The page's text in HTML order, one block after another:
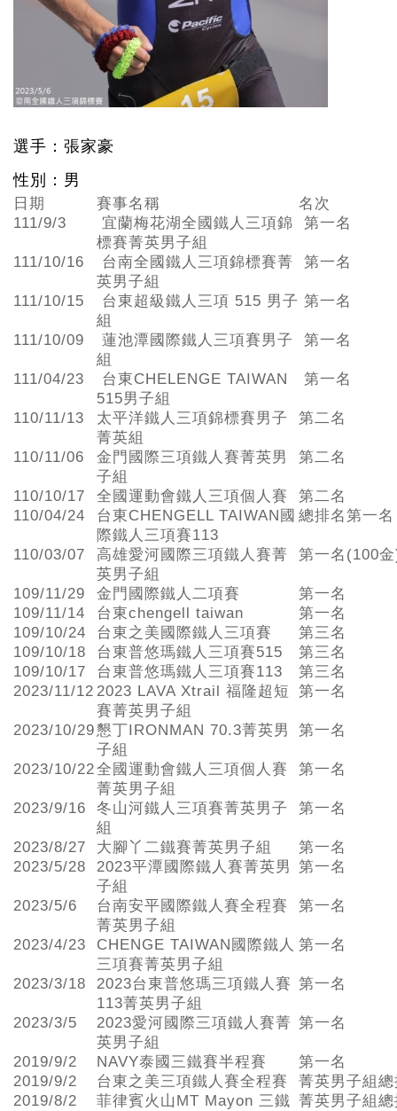
選手：張家豪
性別：男
日期 賽事名稱
名次
111/9/3
宜蘭梅花湖全國鐵人三項錦
標賽菁英男子組
第一名
111/10/16
台南全國鐵人三項錦標賽菁
英男子組
第一名
111/10/15
台東超級鐵人三項 515 男子
組
第一名
111/10/09
蓮池潭國際鐵人三項賽男子
組
第一名
111/04/23
台東CHELENGE TAIWAN
515男子組
第一名
110/11/13
太平洋鐵人三項錦標賽男子
菁英組
第二名
110/11/06
金門國際三項鐵人賽菁英男
子組
第二名
110/10/17 全國運動會鐵人三項個人賽
第二名
110/04/24
台東CHENGELL TAIWAN國
際鐵人三項賽113
總排名第一名
110/03/07
高雄愛河國際三項鐵人賽菁
英男子組
第一名(100
109/11/29 金門國際鐵人二項賽
第一名
109/11/14
台東chengell taiwan
第一名
109/10/24
台東之美國際鐵人三項賽
第三名
109/10/18
台東普悠瑪鐵人三項賽515
第三名
109/10/17
台東普悠瑪鐵人三項賽113
第三名
2023/11/12 2023 LAVA Xtrail 福隆超短
賽菁英男子組
第一名
2023/10/29懇丁IRONMAN 70.3菁英男
子組
第一名
2023/10/22全國運動會鐵人三項個人賽
菁英男子組
第一名
2023/9/16
冬山河鐵人三項賽菁英男子
組
第一名
2023/8/27 大腳丫二鐵賽菁英男子組
第一名
2023/5/28
2023平潭國際鐵人賽菁英男
子組
第一名
2023/5/6
台南安平國際鐵人賽全程賽
菁英男子組
第一名
2023/4/23
CHENGE TAIWAN國際鐵人
三項賽菁英男子組
第一名
2023/3/18
2023台東普悠瑪三項鐵人賽
113菁英男子組
第一名
2023/3/5
2023愛河國際三項鐵人賽菁
英男子組
第一名
2019/9/2 NAVY泰國三鐵賽半程賽
第一名
2019/9/2
台東之美三項鐵人賽全程賽
菁英男子組
2019/8/2
菲律賓火山MT Mayon 三鐵 菁英男子組